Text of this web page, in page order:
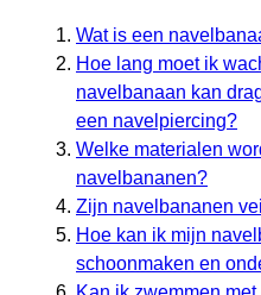
Wat is een
Hoe lang moet ik
navelbanaan kan
een navelpiercing?
Welke materialen
navelbananen?
Zijn navelbananen
Hoe kan ik mijn
schoonmaken en